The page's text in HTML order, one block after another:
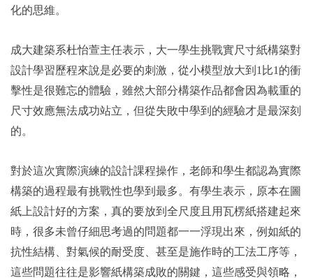
化的思維。
成大建築系杜怡萱主任表示，大一學生挑戰實尺寸紙構築對
設計學習歷程來說是必要的刺激，從小模型放大到1比1的衝
擊性是很難忘的體驗，雖然大部分構築作品都會因為載重的
尺寸效應無法成功站立，但從失敗中學到的經驗才是最深刻
的。
對於這次實際演練的設計課程操作，老師和學生都認為實際
構築的過程最有挑戰性也學到最多。有學生表示，原本在圖
紙上設計好的方案，真的要放到全尺度且用瓦楞紙搭建起來
時，很多未曾仔細思考過的問題都一一浮現出來，例如紙的
抗性結構、對氣候的耐受度、甚至是施作時的工法工序等，
這些問題往往是影響紙構築成敗的關鍵，這些感受與領略，